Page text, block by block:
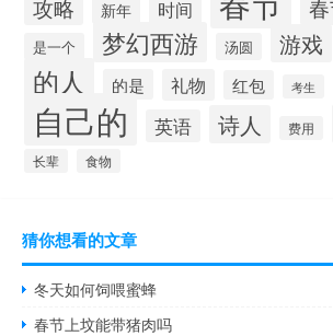
攻略 新年 时间
是一个 梦幻西游 汤圆 游戏
的人 的是 礼物 红包 考生
自己的 英语 诗人 费用
长辈 食物
猜你想看的文章
冬天如何饲喂蜜蜂
春节上坟能带猪肉吗